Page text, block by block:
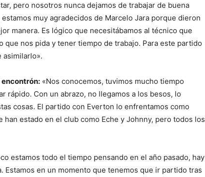
pero nosotros nunca dejamos de trabajar de buena
muy agradecidos de Marcelo Jara porque dieron
manera. Es lógico que necesitábamos al técnico que
que nos pida y tener tiempo de trabajo. Para este partido
asimilarlo».
encontrón: «Nos conocemos, tuvimos mucho tiempo
rápido. Con un abrazo, no llegamos a los besos, lo
cosas. El partido con Everton lo enfrentamos como
estado en el club como Eche y Johnny, pero todos los
estamos todo el tiempo pensando en el año pasado, hay
Estamos en un momento que tenemos que ir partido tras